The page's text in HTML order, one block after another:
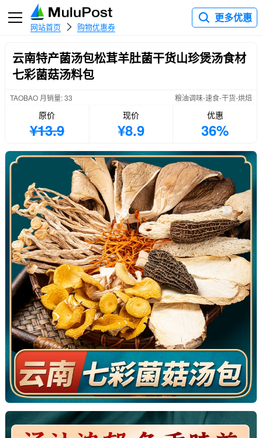
网站首页 购物优惠券
更多优惠
云南特产菌汤包松茸羊肚菌干货山珍煲汤食材
七彩菌菇汤料包
TAOBAO 月销量: 33 粮油调味-速食-干货-烘焙
原价
¥13.9
现价
¥8.9
优惠
36%